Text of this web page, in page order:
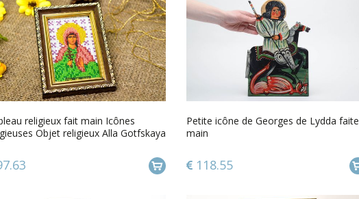
religieux fait main Icônes
Objet religieux Alla Gotfskaya
Petite icône de Georges de Lydda faite
main
118.55